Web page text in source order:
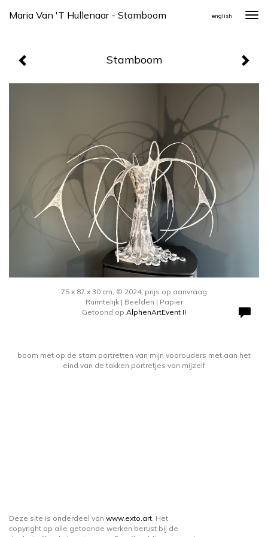
Maria Van 't Hullenaar - Stamboom english
Stamboom
75 x 87 x 30 cm, © 2024, prijs op aanvraag
Ruimtelijk | Beelden | Papier
Getoond op AlphenArtEvent II
boom met op de stam portretten van mijn voorouders met aan het
eind van de takken portretjes van mijzelf
Deze site is onderdeel van www.exto.art. Het
copyright op alle getoonde werken berust bij de